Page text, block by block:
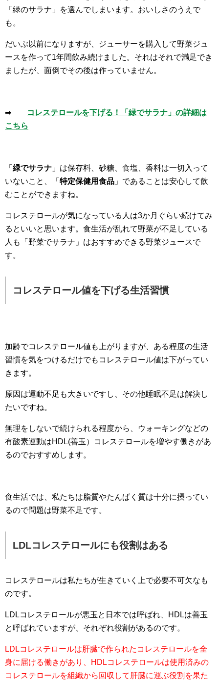
「緑のサラナ」を選んでしまいます。おいしさのうえで
も。
だいぶ以前になりますが、ジューサーを購入して野菜ジュ
ースを作って1年間飲み続けました。それはそれで満足でき
ましたが、面倒でその後は作っていません。
➡
コレステロールを下げる！「緑でサラナ」の詳細は
こちら
「 緑でサラナ 」は保存料、砂糖、食塩、香料は一切入って
いないこと、「 特定保健用食品 」であることは安心して飲
むことができますね。
コレステロールが気になっている人は3か月ぐらい続けてみ
るといいと思います。食生活が乱れて野菜が不足している
人も「野菜でサラナ」はおすすめできる野菜ジュースで
す。
コレステロール値を下げる生活習慣
加齢でコレステロール値も上がりますが、ある程度の生活
習慣を気をつけるだけでもコレステロール値は下がってい
きます。
原因は運動不足も大きいですし、その他睡眠不足は解決し
たいですね。
無理をしないで続けられる程度から、ウォーキングなどの
有酸素運動はHDL(善玉）コレステロールを増やす働きがあ
るのでおすすめします。
食生活では、私たちは脂質やたんぱく質は十分に摂ってい
るので問題は野菜不足です。
LDLコレステロールにも役割はある
コレステロールは私たちが生きていく上で必要不可欠なも
のです。
LDLコレステロールが悪玉と日本では呼ばれ、HDLは善玉
と呼ばれていますが、それぞれ役割があるのです。
LDLコレステロールは肝臓で作られたコレステロールを全
身に届ける働きがあり、HDLコレステロールは使用済みの
コレステロールを組織から回収して肝臓に運ぶ役割を果た